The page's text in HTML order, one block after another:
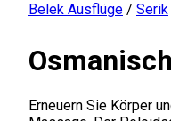
Belek Ausflüge / Serik
Erneuern Sie Körper